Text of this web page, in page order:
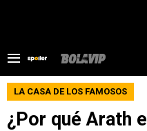
LA CASA DE LOS FAMOSOS
¿Por qué Arath